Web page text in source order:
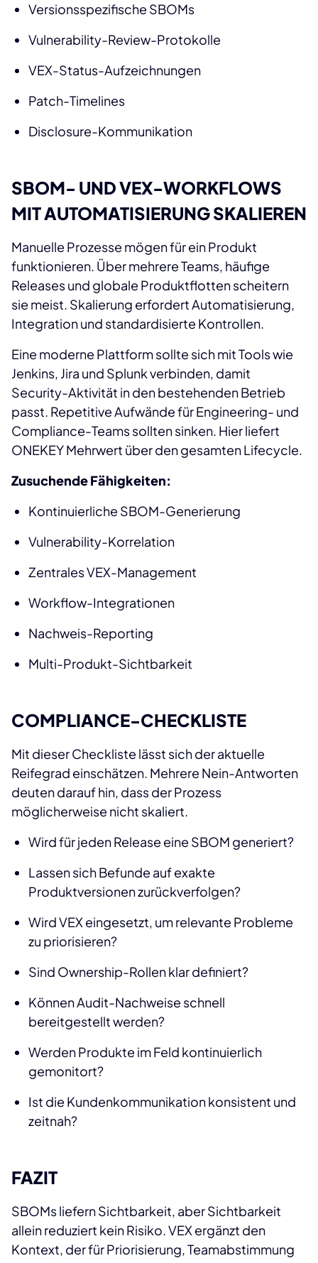
Versionsspezifische SBOMs
Vulnerability-Review-Protokolle
VEX-Status-Aufzeichnungen
Patch-Timelines
Disclosure-Kommunikation
SBOM- UND VEX-WORKFLOWS
MIT AUTOMATISIERUNG SKALIEREN
Manuelle Prozesse mögen für ein Produkt
funktionieren. Über mehrere Teams, häufige
Releases und globale Produktflotten scheitern
sie meist. Skalierung erfordert Automatisierung,
Integration und standardisierte Kontrollen.
Eine moderne Plattform sollte sich mit Tools wie
Jenkins, Jira und Splunk verbinden, damit
Security-Aktivität in den bestehenden Betrieb
passt. Repetitive Aufwände für Engineering- und
Compliance-Teams sollten sinken. Hier liefert
ONEKEY Mehrwert über den gesamten Lifecycle.
Zusuchende Fähigkeiten:
Kontinuierliche SBOM-Generierung
Vulnerability-Korrelation
Zentrales VEX-Management
Workflow-Integrationen
Nachweis-Reporting
Multi-Produkt-Sichtbarkeit
COMPLIANCE-CHECKLISTE
Mit dieser Checkliste lässt sich der aktuelle
Reifegrad einschätzen. Mehrere Nein-Antworten
deuten darauf hin, dass der Prozess
möglicherweise nicht skaliert.
Wird für jeden Release eine SBOM generiert?
Lassen sich Befunde auf exakte
Produktversionen zurückverfolgen?
Wird VEX eingesetzt, um relevante Probleme
zu priorisieren?
Sind Ownership-Rollen klar definiert?
Können Audit-Nachweise schnell
bereitgestellt werden?
Werden Produkte im Feld kontinuierlich
gemonitort?
Ist die Kundenkommunikation konsistent und
zeitnah?
FAZIT
SBOMs liefern Sichtbarkeit, aber Sichtbarkeit
allein reduziert kein Risiko. VEX ergänzt den
Kontext, der für Priorisierung, Teamabstimmung